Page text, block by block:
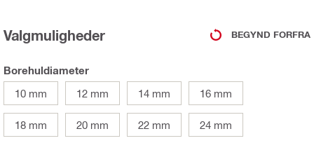
Valgmuligheder BEGYND FORFRA
Borehuldiameter
10 mm
12 mm 14 mm 16 mm
18 mm 20 mm 22 mm 24 mm